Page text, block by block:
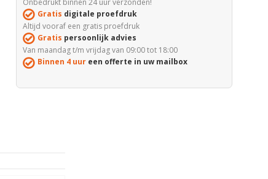
Gratis digitale proefdruk
Altijd vooraf een gratis proefdruk
Gratis persoonlijk advies
Van maandag t/m vrijdag van 09:00 tot 18:00
Binnen 4 uureen offerte in uw mailbox